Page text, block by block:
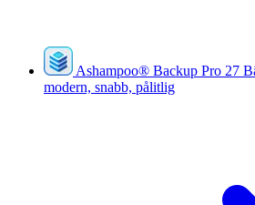
Ashampoo® Backup Pro 27
modern, snabb, pålitlig